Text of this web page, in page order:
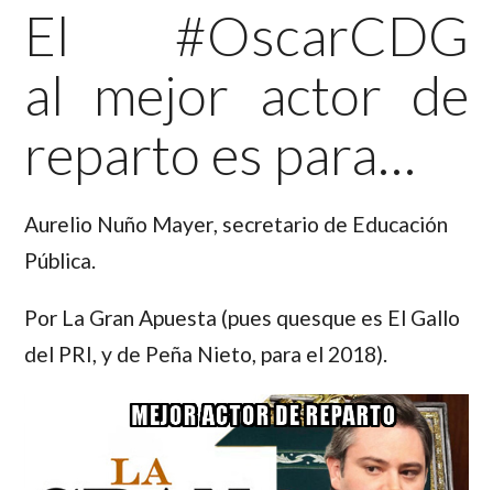
El #OscarCDG
al mejor actor de
reparto es para…
Aurelio Nuño Mayer, secretario de Educación
Pública.
Por La Gran Apuesta (pues quesque es El Gallo
del PRI, y de Peña Nieto, para el 2018).